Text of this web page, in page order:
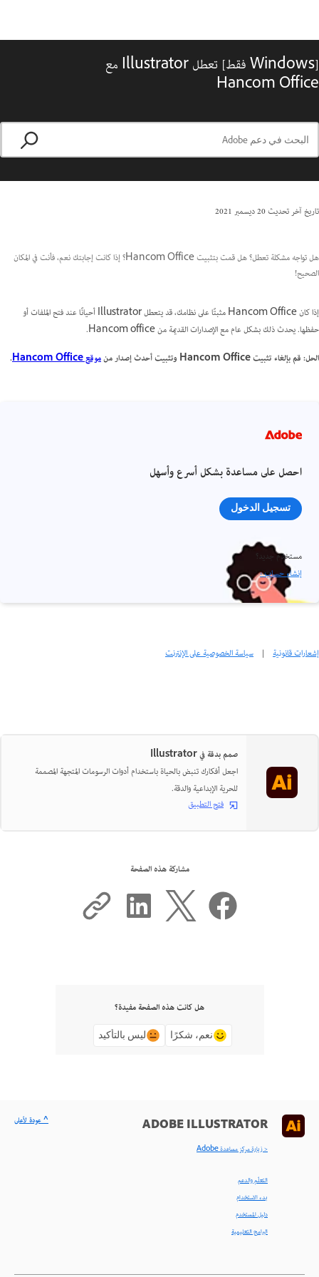
[Windows فقط] تعطل Illustrator مع
Hancom Office
تاريخ آخر تحديث20 ديسمبر 2021
هل تواجه مشكلة تعطل؟ هل قمت بتثبيت Hancom Office؟ إذا كانت إجابتك نعم، فأنت في المكان
الصحيح!
إذا كان Hancom Office مثبتًا على نظامك، قد يتعطل Illustrator أحيانًا عند فتح الملفات أو
حفظها. يحدث ذلك بشكل عام مع الإصدارات القديمة من Hancom office.
الحل: قم بإلغاء تثبيت Hancom Office وتثبيت أحدث إصدار من
موقع Hancom Office .
احصل على مساعدة بشكل أسرع وأسهل
تسجيل الدخول
مستخدم جديد؟
إنشاء حساب ›
إشعارات قانونية | سياسة الخصوصية على الإنترنت
صمم بدقة في Illustrator
اجعل أفكارك تنبض بالحياة باستخدام أدوات الرسومات المتجهة المصممة
للحرية الإبداعية والدقة.
فتح التطبيق
مشاركة هذه الصفحة
هل كانت هذه الصفحة مفيدة؟
نعم، شكرًا ليس بالتأكيد
ADOBE ILLUSTRATOR
< زيارة مركز مساعدة Adobe
التعلّم والدعم
بدء الاستخدام
دليل المستخدم
البرامج التعليمية
^ عودة لأعلى